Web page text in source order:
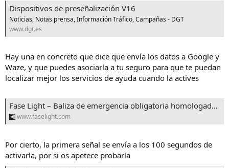
Dispositivos de preseñalización V16
Noticias, Notas prensa, Información Tráfico, Campañas - DGT
www.dgt.es
Hay una en concreto que dice que envía los datos a Google y
Waze, y que puedes asociarla a tu seguro para que te puedan
localizar mejor los servicios de ayuda cuando la actives
Fase Light – Baliza de emergencia obligatoria homologada por la DGT 🚨
www.faselight.com
Por cierto, la primera señal se envía a los 100 segundos de
activarla, por si os apetece probarla